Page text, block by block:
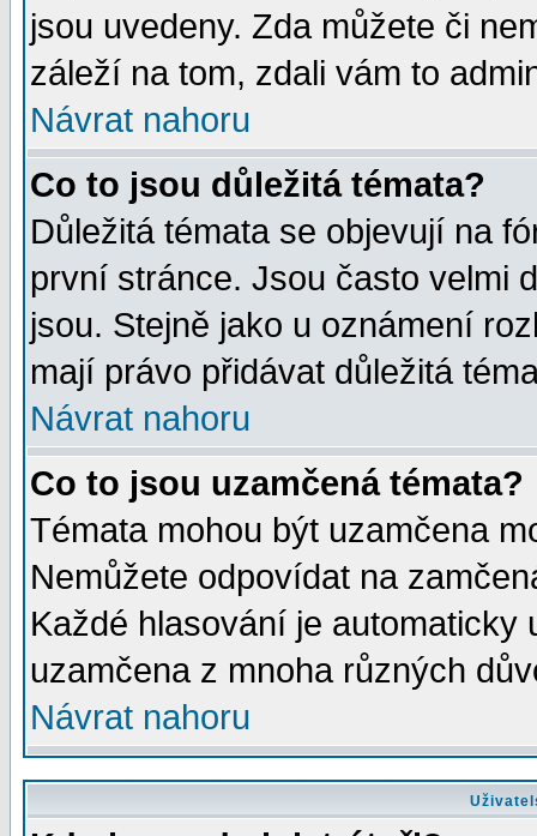
jsou uvedeny. Zda můžete či
záleží na tom, zdali vám to
Návrat nahoru
Co to jsou důležitá témata?
Důležitá témata se objevují na
první stránce. Jsou často velmi
jsou. Stejně jako u oznámení
mají právo přidávat důležitá
Návrat nahoru
Co to jsou uzamčená témata?
Témata mohou být uzamčena
Nemůžete odpovídat na
Každé hlasování je automaticky
uzamčena z mnoha různých
Návrat nahoru